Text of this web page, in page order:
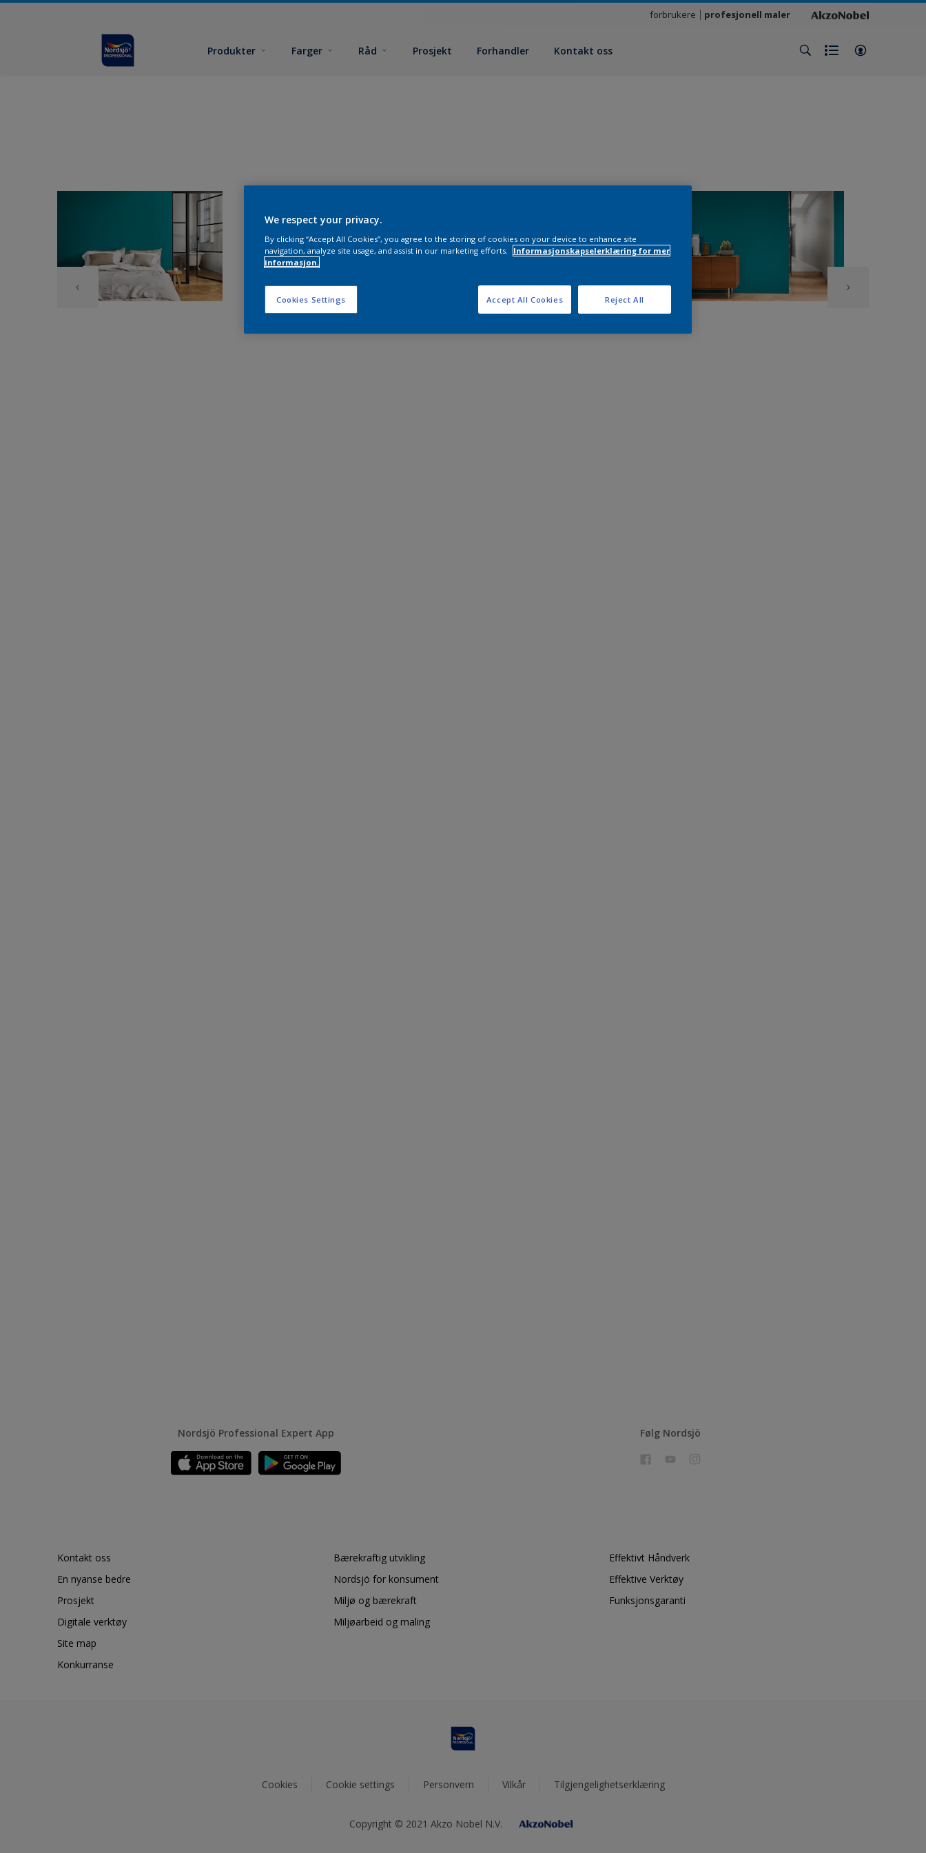
forbrukere profesjonell maler
Produkter Farger Råd Prosjekt Forhandler Kontakt oss
Nordsjö Professional Expert App Følg Nordsjö
Kontakt oss
En nyanse bedre
Prosjekt
Digitale verktøy
Site map
Konkurranse
Bærekraftig utvikling
Nordsjö for konsument
Miljø og bærekraft
Miljøarbeid og maling
Effektivt Håndverk
Effektive Verktøy
Funksjonsgaranti
Cookies Cookie settings Personvern Vilkår Tilgjengelighetserklæring
Copyright © 2021 Akzo Nobel N.V.
We respect your privacy.
By clicking “Accept All Cookies”, you agree to the storing of cookies on your device to enhance site
navigation, analyze site usage, and assist in our marketing efforts.
Informasjonskapselerklæring for mer
informasjon.
Cookies Settings Reject All
Accept All Cookies